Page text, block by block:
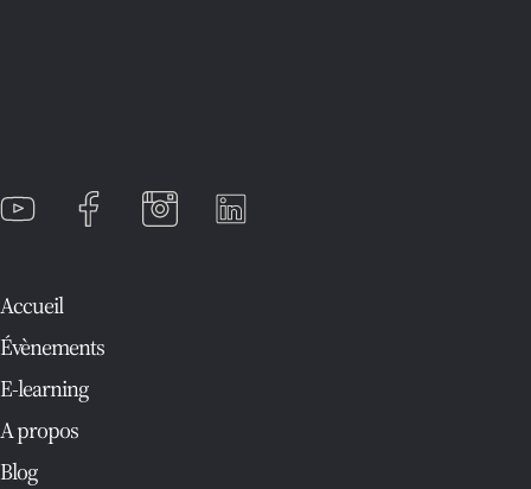
Accueil
Évènements
E-learning
A propos
Blog